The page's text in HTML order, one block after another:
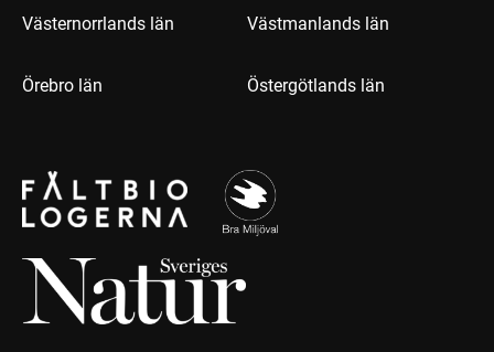
Västernorrlands län Västmanlands län
Örebro län Östergötlands län